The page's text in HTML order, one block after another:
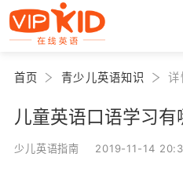
首页 青少儿英语知识 详
儿童英语口语学习有
少儿英语指南 2019-11-14